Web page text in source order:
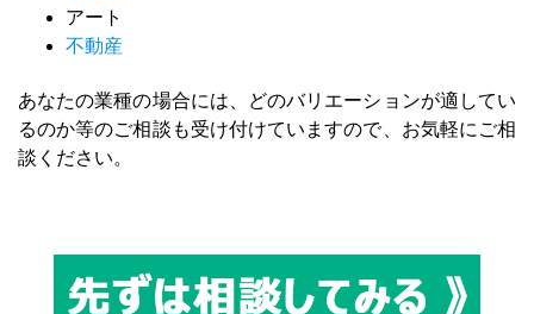
アート
不動産
あなたの業種の場合には、どのバリエーションが適してい
るのか等のご相談も受け付けていますので、お気軽にご相
談ください。